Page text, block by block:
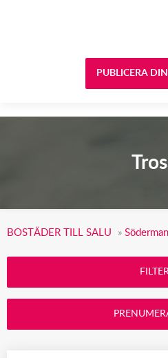
PUBLICERA
BOSTÄDER TILL SALU »